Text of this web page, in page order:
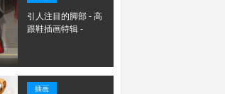
引人注目的脚部 - 高
跟鞋插画特辑 -
插画